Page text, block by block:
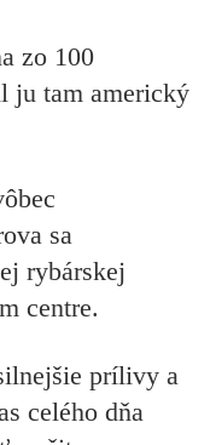
zo 100
ju tam americký
sa
rybárskej
centre.
prílivy a
celého dňa